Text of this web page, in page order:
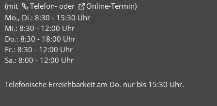
(mit
Telefon-oder Online-Termin
(Öffnet
in
einem
neuen
Tab)
)
Mo., Di.: 8:30 - 15:30 Uhr
Mi.: 8:30 - 12:00 Uhr
Do.: 8:30 - 18:00 Uhr
Fr.: 8:30 - 12:00 Uhr
Sa.: 8:00 - 12:00 Uhr
Telefonische Erreichbarkeit am Do. nur bis 15:30 Uhr.